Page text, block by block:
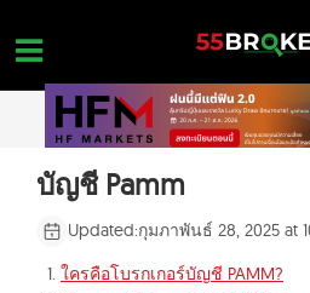
content
หน้าแรก
รีวิว โบรกเกอร์ FOREX
โบรกเกอร์ที่อยู่ในบัญชีดำ
บัญชี Pamm
Updated:กุมภาพันธ์ 28, 2025 at
ใครคือโบรกเกอร์บัญชี PAMM?